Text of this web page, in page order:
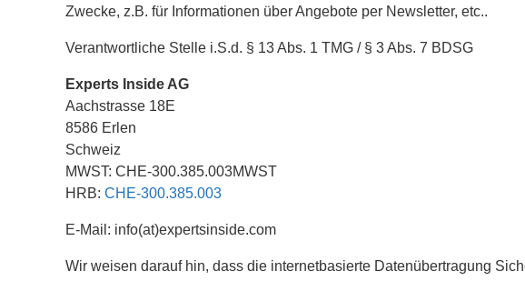
Zwecke, z.B. für Informationen über Angebote per Newsletter, etc..
Verantwortliche Stelle i.S.d. § 13 Abs. 1 TMG / § 3 Abs. 7 BDSG
Experts Inside AG
Aachstrasse 18E
8586 Erlen
Schweiz
MWST: CHE‑300.385.003MWST
HRB: CHE‑300.385.003
E-Mail: info(at)expertsinside.com
Wir weisen darauf hin, dass die internetbasierte Datenübertragung